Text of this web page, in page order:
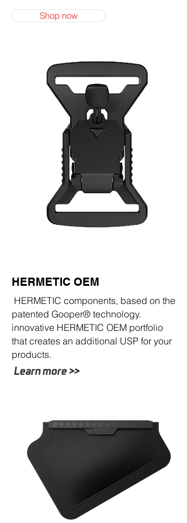
Shop now
HERMETIC OEM
HERMETIC components, based on the
patented Gooper® technology.
innovative HERMETIC OEM portfolio
that creates an additional USP for your
products.
Learn more >>